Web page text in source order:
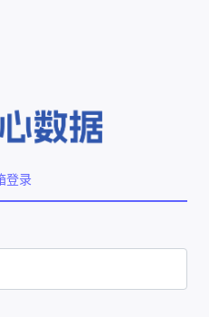
登录